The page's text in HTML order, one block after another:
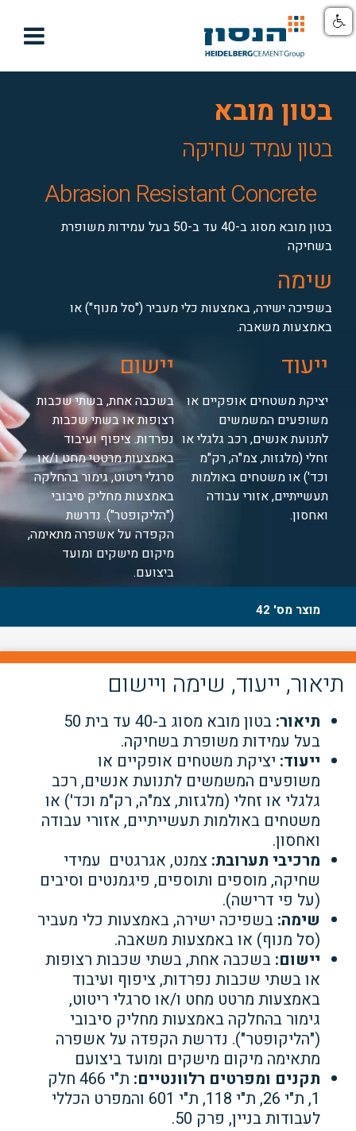

בטון מובא
בטון עמיד שחיקה
Abrasion Resistant Concrete
בטון מובא מסוג ב-40 עד ב-50 בעל עמידות משופרת
בשחיקה
שימה
בשפיכה ישירה, באמצעות כלי מעביר ("סל מנוף") או
באמצעות משאבה.
ייעוד יישום
יציקת משטחים אופקיים או
משופעים המשמשים
לתנועת אנשים, רכב גלגלי או
זחלי (מלגזות, צמ"ה, רק"מ
וכד') או משטחים באולמות
תעשייתיים, אזורי עבודה
ואחסון.
בשכבה אחת, בשתי שכבות
רצופות או בשתי שכבות
נפרדות. ציפוף ועיבוד
באמצעות מרטטי מחט ו/או
סרגלי ריטוט, גימור בהחלקה
באמצעות מחליק סיבובי
("הליקופטר"). נדרשת
הקפדה על אשפרה מתאימה,
מיקום מישקים ומועד
ביצועם.
מוצר מס' 42
תיאור, ייעוד, שימה ויישום
תיאור:
בטון מובא מסוג ב-40 עד בית 50
בעל עמידות משופרת בשחיקה.
ייעוד: יציקת משטחים אופקיים או
משופעים המשמשים לתנועת אנשים, רכב
גלגלי או זחלי (מלגזות, צמ"ה, רק"מ וכד') או
משטחים באולמות תעשייתיים, אזורי עבודה
ואחסון.
מרכיבי תערובת: צמנט, אגרגטים עמידי
שחיקה, מוספים ותוספים, פיגמנטים וסיבים
(על פי דרישה).
שימה: בשפיכה ישירה, באמצעות כלי מעביר
(סל מנוף) או באמצעות משאבה.
יישום: בשכבה אחת, בשתי שכבות רצופות
או בשתי שכבות נפרדות, ציפוף ועיבוד
באמצעות מרטט מחט ו/או סרגלי ריטוט,
גימור בהחלקה באמצעות מחליק סיבובי
("הליקופטר"). נדרשת הקפדה על אשפרה
מתאימה מיקום מישקים ומועד ביצועם
תקנים ומפרטים רלוונטיים:
ת"י 466 חלק
1, ת"י 26, ת"י 118, ת"י 601 והמפרט הכללי
לעבודות בניין, פרק 50.